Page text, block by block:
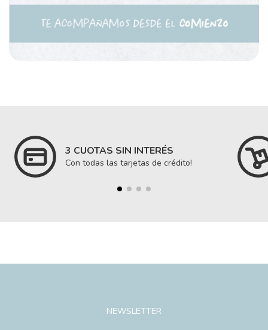
3 CUOTAS SIN INTERÉS
Con todas las tarjetas de crédito!
NEWSLETTER